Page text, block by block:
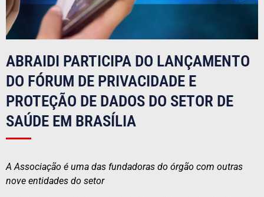
ABRAIDI PARTICIPA DO LANÇAMENTO
DO FÓRUM DE PRIVACIDADE E
PROTEÇÃO DE DADOS DO SETOR DE
SAÚDE EM BRASÍLIA
A Associação é uma das fundadoras do órgão com outras
nove entidades do setor